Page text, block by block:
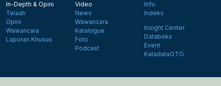
In-Depth & Opini
Telaah
Opini
Wawancara
Laporan Khusus
Video
News
Wawancara
Katalogue
Foto
Podcast
Info
Indeks
Insight Center
Databoks
Event
KatadataOTO